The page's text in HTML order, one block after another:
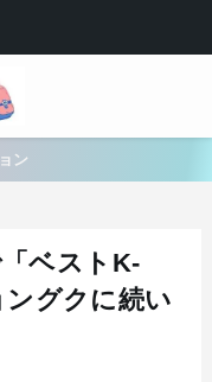
ン
ベストK-
グクに続い